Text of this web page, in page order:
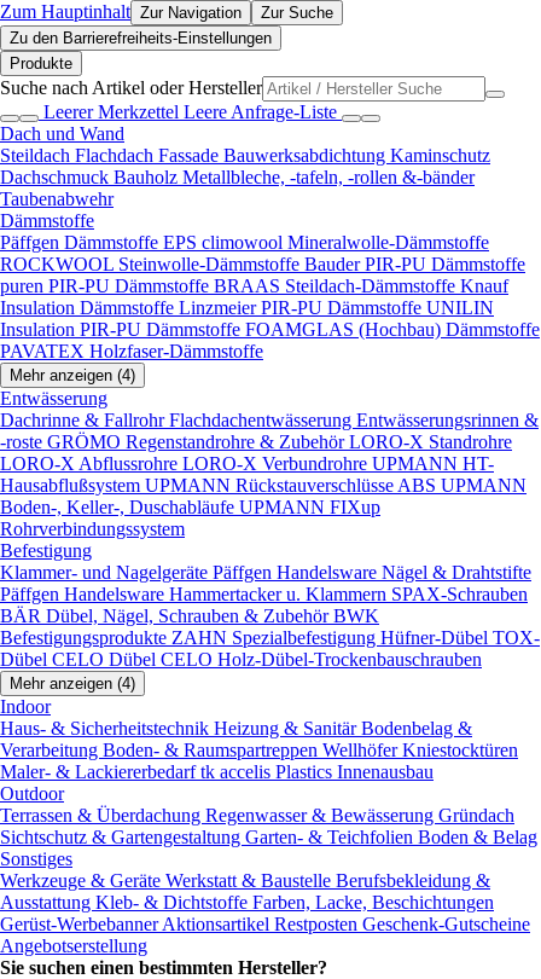
Zum Hauptinhalt Zur Navigation
Zur Suche
Zu den Barrierefreiheits-Einstellungen
Produkte
Suche nach Artikel oder Hersteller
Leerer Merkzettel Leere Anfrage-Liste
Dach und Wand
Steildach Flachdach Fassade Bauwerksabdichtung Kaminschutz
Dachschmuck Bauholz Metallbleche, -tafeln, -rollen &-bänder
Taubenabwehr
Dämmstoffe
Päffgen Dämmstoffe EPS climowool Mineralwolle-Dämmstoffe
ROCKWOOL Steinwolle-Dämmstoffe Bauder PIR-PU Dämmstoffe
puren PIR-PU Dämmstoffe BRAAS Steildach-Dämmstoffe Knauf
Insulation Dämmstoffe Linzmeier PIR-PU Dämmstoffe UNILIN
Insulation PIR-PU Dämmstoffe FOAMGLAS (Hochbau) Dämmstoffe
PAVATEX Holzfaser-Dämmstoffe
Mehr anzeigen (4)
Entwässerung
Dachrinne & FallrohrFlachdachentwässerung Entwässerungsrinnen &
-roste GRÖMO Regenstandrohre & ZubehörLORO-X Standrohre
LORO-X Abflussrohre LORO-X Verbundrohre UPMANN HT-
Hausabflußsystem UPMANN Rückstauverschlüsse ABS UPMANN
Boden-, Keller-, Duschabläufe UPMANN FIXup
Rohrverbindungssystem
Befestigung
Klammer- und Nagelgeräte Päffgen Handelsware Nägel & Drahtstifte
Päffgen Handelsware Hammertacker u. Klammern SPAX-Schrauben
BÄR Dübel, Nägel, Schrauben & ZubehörBWK
Befestigungsprodukte ZAHN Spezialbefestigung Hüfner-Dübel TOX-
Dübel CELO Dübel CELO Holz-Dübel-Trockenbauschrauben
Mehr anzeigen (4)
Indoor
Haus- & Sicherheitstechnik Heizung & SanitärBodenbelag &
Verarbeitung Boden- & Raumspartreppen Wellhöfer Kniestocktüren
Maler- & Lackiererbedarftk accelis Plastics Innenausbau
Outdoor
Terrassen & Überdachung Regenwasser & Bewässerung Gründach
Sichtschutz & Gartengestaltung Garten- & Teichfolien Boden & Belag
Sonstiges
Werkzeuge & Geräte Werkstatt & Baustelle Berufsbekleidung &
Ausstattung Kleb- & Dichtstoffe Farben, Lacke, Beschichtungen
Gerüst-WerbebannerAktionsartikel Restposten Geschenk-Gutscheine
Angebotserstellung
Sie suchen einen bestimmten Hersteller?